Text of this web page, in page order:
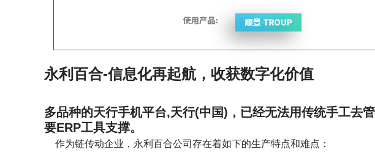
永利百合-信息化再起航，收获数字化价值
多品种的天行手机平台,天行(中国)，已经无法用传统手工去
要ERP工具支撑。
作为链传动企业，永利百合公司存在着如下的生产特点和难点：